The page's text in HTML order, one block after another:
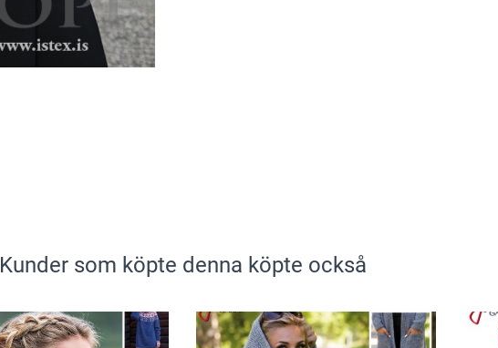
Kunder som köpte denna köpte också